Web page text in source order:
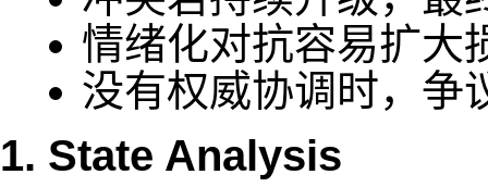
情绪化对抗容易扩大
没有权威协调时，争
1. State Analysis